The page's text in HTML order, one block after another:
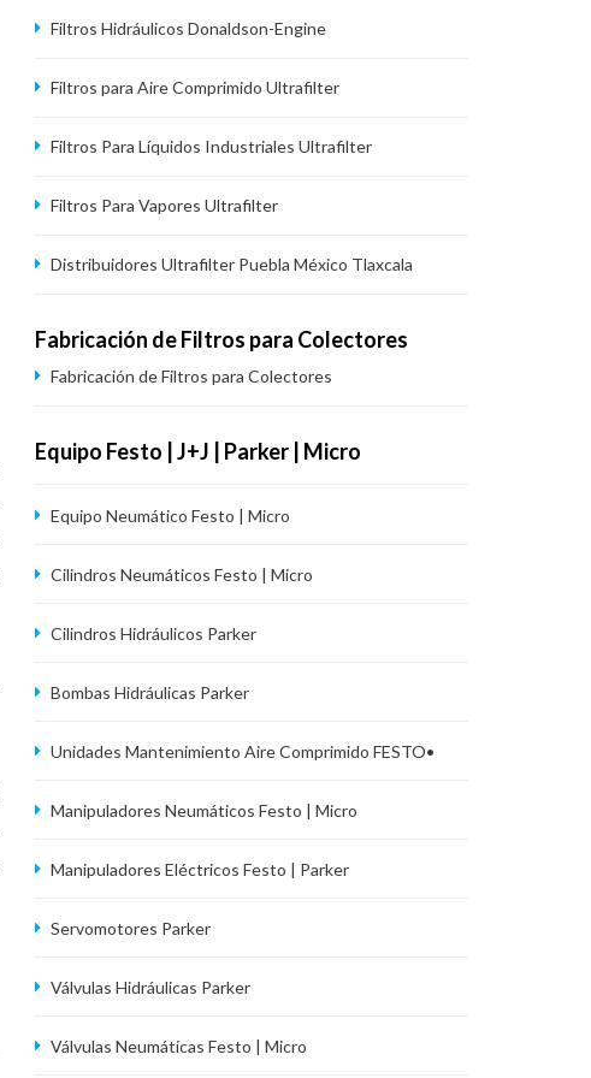
Filtros Hidráulicos Donaldson-Engine
Filtros para Aire Comprimido Ultrafilter
Filtros Para Líquidos Industriales Ultrafilter
Filtros Para Vapores Ultrafilter
Distribuidores Ultrafilter Puebla México Tlaxcala
Fabricación de Filtros para Colectores
Fabricación de Filtros para Colectores
Equipo Festo | J+J | Parker | Micro
Equipo Neumático Festo | Micro
Cilindros Neumáticos Festo | Micro
Cilindros Hidráulicos Parker
Bombas Hidráulicas Parker
Unidades Mantenimiento Aire Comprimido FESTO•
Manipuladores Neumáticos Festo | Micro
Manipuladores Eléctricos Festo | Parker
Servomotores Parker
Válvulas Hidráulicas Parker
Válvulas Neumáticas Festo | Micro